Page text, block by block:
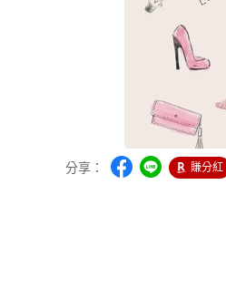
分享： 賺分紅